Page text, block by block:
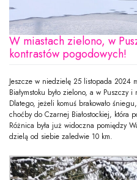
W miastach zielono, w
kontrastów pogodowych!
Jeszcze w niedzielę 25 listopada 2024
Białymstoku było zielono, a w Puszczy
Dlatego, jeżeli komuś brakowało
choćby do Czarnej Białostockiej, która
Różnica była już widoczna pomiędzy
dzielą od siebie zaledwie 10 km.